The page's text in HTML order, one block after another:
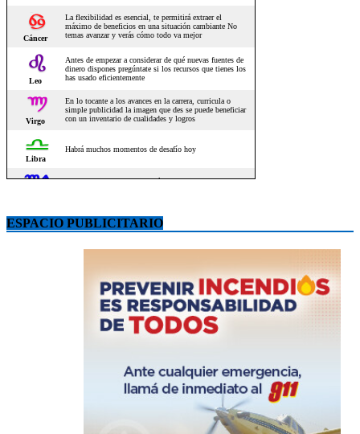
ESPACIO PUBLICITARIO